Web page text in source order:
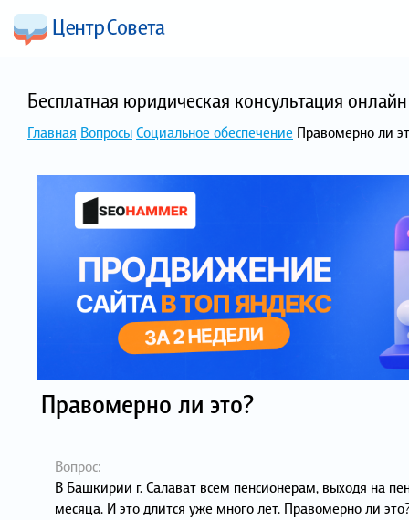
Бесплатная юридическая консультация
Главная ВопросыСоциальное обеспечение Правомерно ли
Правомерно ли это?
Вопрос:
В Башкирии г. Салават всем пенсионерам, выходя на
месяца. И это длится уже много лет. Правомерно ли